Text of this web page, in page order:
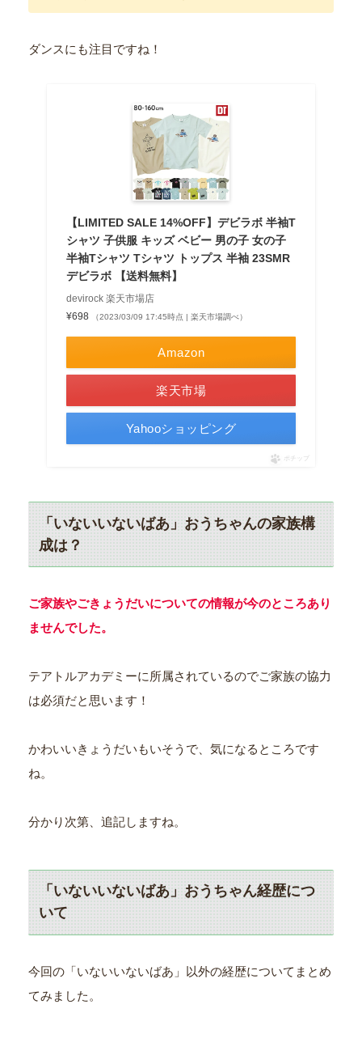
ダンスにも注目ですね！
【LIMITED SALE 14%OFF】デビラボ 半袖T
シャツ 子供服 キッズ ベビー 男の子 女の子
半袖Tシャツ Tシャツ トップス 半袖 23SMR
デビラボ 【送料無料】
devirock 楽天市場店
¥698
（2023/03/09 17:45時点 | 楽天市場調べ）
Amazon
楽天市場
Yahooショッピング
ポチップ
「いないいないばあ」おうちゃんの家族構
成は？
ご家族やごきょうだいについての情報が今のところあり
ませんでした。
テアトルアカデミーに所属されているのでご家族の協力
は必須だと思います！
かわいいきょうだいもいそうで、気になるところです
ね。
分かり次第、追記しますね。
「いないいないばあ」おうちゃん経歴につ
いて
今回の「いないいないばあ」以外の経歴についてまとめ
てみました。